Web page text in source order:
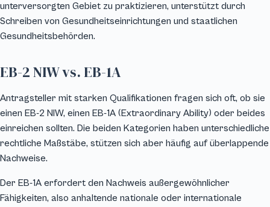
unterversorgten Gebiet zu praktizieren, unterstützt durch
Schreiben von Gesundheitseinrichtungen und staatlichen
Gesundheitsbehörden.
EB-2 NIW vs. EB-1A
Antragsteller mit starken Qualifikationen fragen sich oft, ob sie
einen EB-2 NIW, einen EB-1A (Extraordinary Ability) oder beides
einreichen sollten. Die beiden Kategorien haben unterschiedliche
rechtliche Maßstäbe, stützen sich aber häufig auf überlappende
Nachweise.
Der EB-1A erfordert den Nachweis außergewöhnlicher
Fähigkeiten, also anhaltende nationale oder internationale